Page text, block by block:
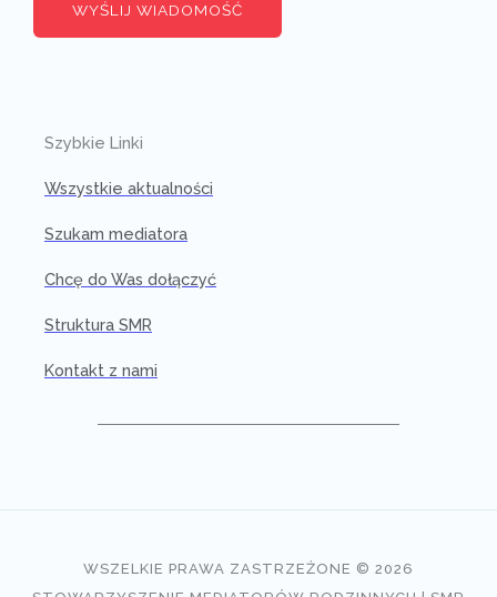
WYŚLIJ WIADOMOŚĆ
Szybkie Linki
Wszystkie aktualności
Szukam mediatora
Chcę do Was dołączyć
Struktura SMR
Kontakt z nami
WSZELKIE PRAWA ZASTRZEŻONE © 2026